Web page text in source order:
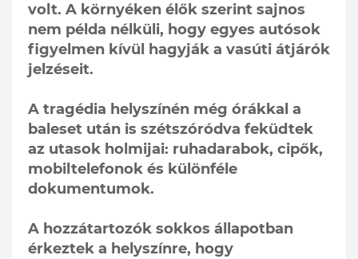
volt. A környéken élők szerint sajnos
nem példa nélküli, hogy egyes autósok
figyelmen kívül hagyják a vasúti átjárók
jelzéseit.
A tragédia helyszínén még órákkal a
baleset után is szétszóródva feküdtek
az utasok holmijai: ruhadarabok, cipők,
mobiltelefonok és különféle
dokumentumok.
A hozzátartozók sokkos állapotban
érkeztek a helyszínre, hogy